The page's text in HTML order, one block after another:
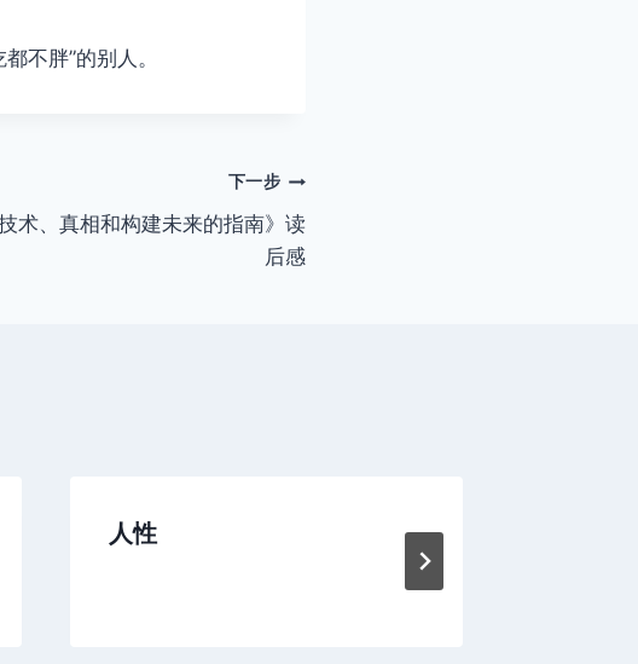
不胖”的别人。
下一步
术、真相和构建未来的指南》读
后感
人性